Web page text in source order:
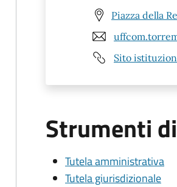
Piazza della
Sito
Strumenti
Tutela amministrativa
Tutela giurisdizionale